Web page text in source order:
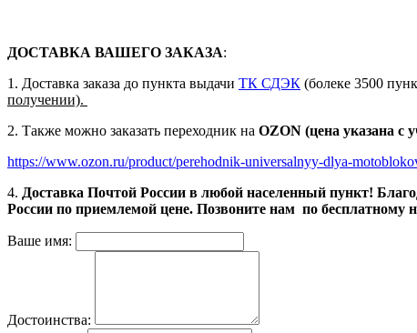
ДОСТАВКА ВАШЕГО ЗАКАЗА:
1. Доставка заказа до пункта выдачи ТК СДЭК (болеке 3500
получении).
2. Также можно заказать переходник на OZON (цена указана с
https://www.ozon.ru/product/perehodnik-universalnyy-dlya-
4. Доставка Почтой России в любой населенный пункт!
России по приемлемой цене. Позвоните нам по бесплатному
Ваше имя:
Достоинства: